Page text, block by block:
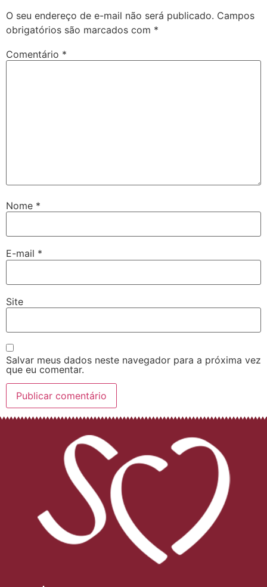
O seu endereço de e-mail não será publicado. Campos
obrigatórios são marcados com *
Comentário *
Nome *
E-mail *
Site
Salvar meus dados neste navegador para a próxima vez
que eu comentar.